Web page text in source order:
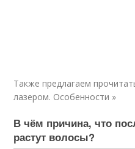
Также предлагаем
лазером. Особенности »
В чём причина, что
растут волосы?